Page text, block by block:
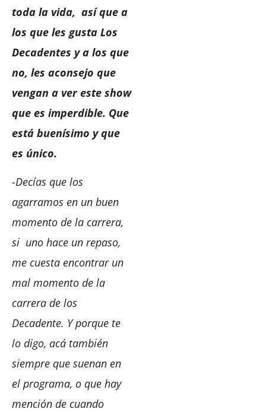
toda la vida, así que a
los que les gusta Los
Decadentes y a los que
no, les aconsejo que
vengan a ver este show
que es imperdible. Que
está buenísimo y que
es único.
-Decías que los
agarramos en un buen
momento de la carrera,
si uno hace un repaso,
me cuesta encontrar un
mal momento de la
carrera de los
Decadente. Y porque te
lo digo, acá también
siempre que suenan en
el programa, o que hay
mención de cuando